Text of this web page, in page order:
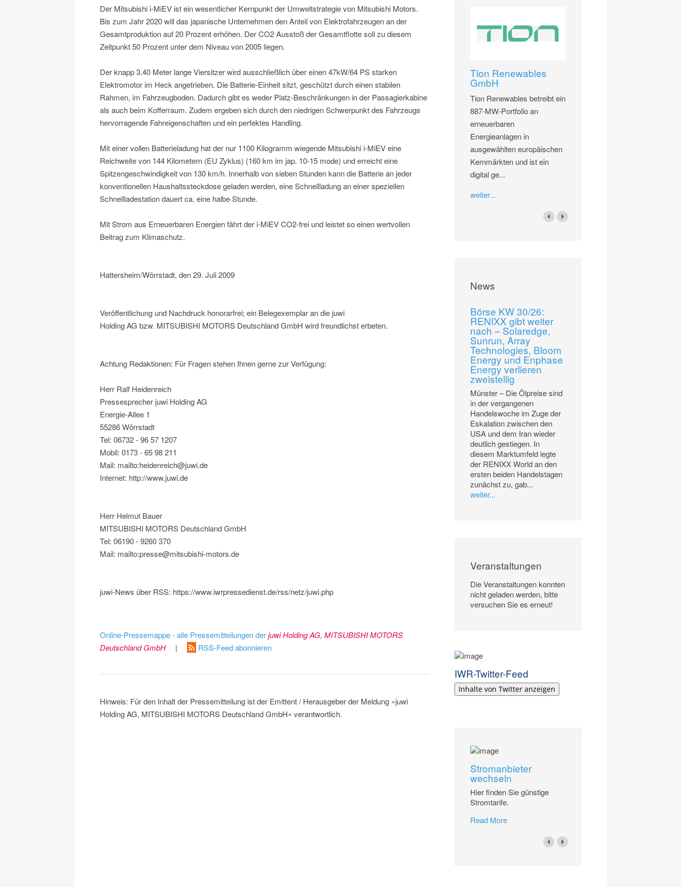
Der Mitsubishi i-MiEV ist ein wesentlicher Kernpunkt der Umweltstrategie von Mitsubishi Motors.
Bis zum Jahr 2020 will das japanische Unternehmen den Anteil von Elektrofahrzeugen an der
Gesamtproduktion auf 20 Prozent erhöhen. Der CO2 Ausstoß der Gesamtflotte soll zu diesem
Zeitpunkt 50 Prozent unter dem Niveau von 2005 liegen.
Der knapp 3.40 Meter lange Viersitzer wird ausschließlich über einen 47kW/64 PS starken
Elektromotor im Heck angetrieben. Die Batterie-Einheit sitzt, geschützt durch einen stabilen
Rahmen, im Fahrzeugboden. Dadurch gibt es weder Platz-Beschränkungen in der Passagierkabine
als auch beim Kofferraum. Zudem ergeben sich durch den niedrigen Schwerpunkt des Fahrzeugs
hervorragende Fahreigenschaften und ein perfektes Handling.
Mit einer vollen Batterieladung hat der nur 1100 Kilogramm wiegende Mitsubishi i-MiEV eine
Reichweite von 144 Kilometern (EU Zyklus) (160 km im jap. 10-15 mode) und erreicht eine
Spitzengeschwindigkeit von 130 km/h. Innerhalb von sieben Stunden kann die Batterie an jeder
konventionellen Haushaltssteckdose geladen werden, eine Schnellladung an einer speziellen
Schnellladestation dauert ca. eine halbe Stunde.
Mit Strom aus Erneuerbaren Energien fährt der i-MiEV CO2-frei und leistet so einen wertvollen
Beitrag zum Klimaschutz.
Hattersheim/Wörrstadt, den 29. Juli 2009
Veröffentlichung und Nachdruck honorarfrei; ein Belegexemplar an die juwi
Holding AG bzw. MITSUBISHI MOTORS Deutschland GmbH wird freundlichst erbeten.
Achtung Redaktionen: Für Fragen stehen Ihnen gerne zur Verfügung:
Herr Ralf Heidenreich
Pressesprecher juwi Holding AG
Energie-Allee 1
55286 Wörrstadt
Tel: 06732 - 96 57 1207
Mobil: 0173 - 65 98 211
Mail: mailto:heidenreich@juwi.de
Internet: http://www.juwi.de
Herr Helmut Bauer
MITSUBISHI MOTORS Deutschland GmbH
Tel: 06190 - 9260 370
Mail: mailto:presse@mitsubishi-motors.de
juwi-News über RSS: https://www.iwrpressedienst.de/rss/netz/juwi.php
Online-Pressemappe - alle Pressemitteilungen derjuwi Holding AG, MITSUBISHI MOTORS
Deutschland GmbH
| RSS-Feed abonnieren
Hinweis: Für den Inhalt der Pressemitteilung ist der Emittent / Herausgeber der Meldung »juwi
Holding AG, MITSUBISHI MOTORS Deutschland GmbH« verantwortlich.
Tion Renewables
GmbH
Tion Renewables betreibt ein
887-MW-Portfolio an
erneuerbaren
Energieanlagen in
ausgewählten europäischen
Kernmärkten und ist ein
digital ge...
weiter...
News
Börse KW 30/26:
RENIXX gibt weiter
nach – Solaredge,
Sunrun, Array
Technologies, Bloom
Energy und Enphase
Energy verlieren
zweistellig
Münster – Die Ölpreise sind
in der vergangenen
Handelswoche im Zuge der
Eskalation zwischen den
USA und dem Iran wieder
deutlich gestiegen. In
diesem Marktumfeld legte
der RENIXX World an den
ersten beiden Handelstagen
zunächst zu, gab...
weiter...
Veranstaltungen
Die Veranstaltungen konnten
nicht geladen werden, bitte
versuchen Sie es erneut!
IWR-Twitter-Feed
Inhalte von Twitter anzeigen
Stromanbieter
wechseln
Hier finden Sie günstige
Stromtarife.
Read More